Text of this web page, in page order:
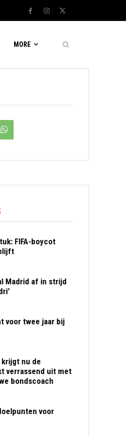
MORE
FIFA-boycot
Madrid af in strijd
voor twee jaar bij
krijgt nu de
verrassend uit met
bondscoach
voor